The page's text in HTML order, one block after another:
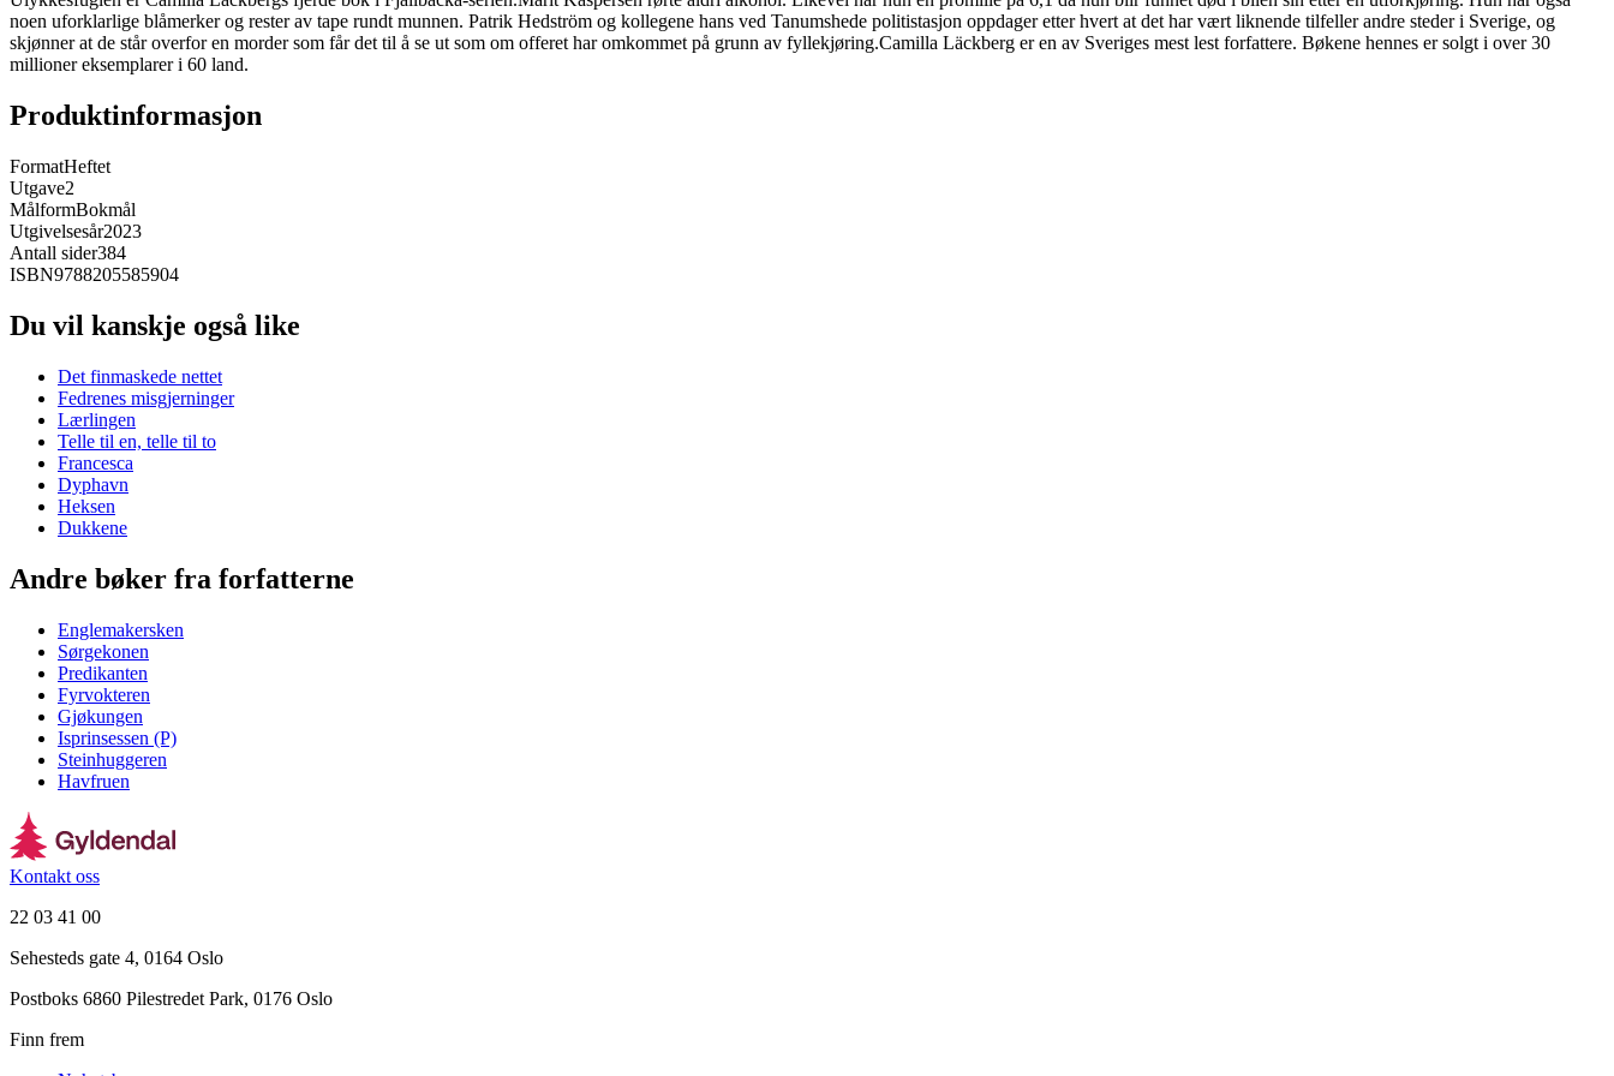
noen uforklarlige blåmerker og rester av tape rundt munnen. Patrik Hedström og kollegene hans ved Tanumshede politistasjon oppdager etter hvert at det har vært liknende tilfeller andre steder i Sverige, og
skjønner at de står overfor en morder som får det til å se ut som om offeret har omkommet på grunn av fyllekjøring.Camilla Läckberg er en av Sveriges mest lest forfattere. Bøkene hennes er solgt i over 30
millioner eksemplarer i 60 land.
Produktinformasjon
FormatHeftet
Utgave2
MålformBokmål
Utgivelsesår2023
Antall sider384
ISBN9788205585904
Du vil kanskje også like
Det finmaskede nettet
Fedrenes misgjerninger
Lærlingen
Telle til en, telle til to
Francesca
Dyphavn
Heksen
Dukkene
Andre bøker fra forfatterne
Englemakersken
Sørgekonen
Predikanten
Fyrvokteren
Gjøkungen
Isprinsessen (P)
Steinhuggeren
Havfruen
Kontakt oss
22 03 41 00
Sehesteds gate 4, 0164 Oslo
Postboks 6860 Pilestredet Park, 0176 Oslo
Finn frem